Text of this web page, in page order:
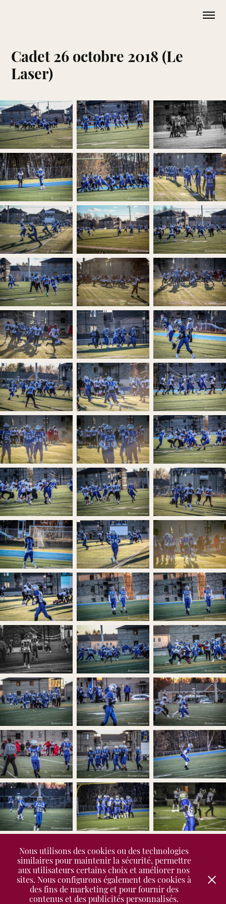
Cadet 26 octobre 2018 (Le
Laser)
↑ Back to Top
Nous utilisons des cookies ou des technologies
similaires pour maintenir la sécurité, permettre
aux utilisateurs certains choix et améliorer nos
sites. Nous configurons également des cookies à
des fins de marketing et pour fournir des
contenus et des publicités personnalisés.